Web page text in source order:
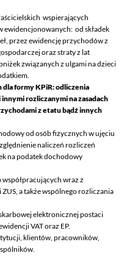
wspierających
od składek
przez ewidencję przychodów z
oraz straty z lat
związanych z ulgami na dzieci
dla formy KPiR: odliczenia
rozliczanymi na zasadach
z etatu bądź innych
od osób fizycznych w ujęciu
naliczeń rozliczeń
na podatek dochodowy
wraz z
a także wspólnego rozliczania
elektronicznej postaci
VAT oraz EP.
klientów, pracowników,